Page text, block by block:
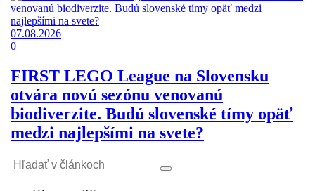
07.08.2026
0
FIRST LEGO League na Slovensku
otvára novú sezónu venovanú
biodiverzite. Budú slovenské tímy opäť
medzi najlepšími na svete?